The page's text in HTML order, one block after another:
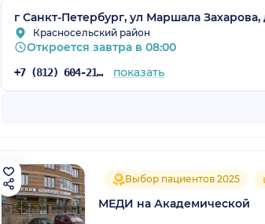
г Санкт-Петербург, ул Маршала Захарова,
Красносельский район
Откроется завтра в 08:00
+7 (812) 604-21-60 показать
Выбор пациентов 2025
МЕДИ на Академической